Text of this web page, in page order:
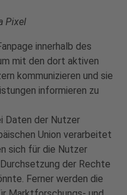
Pixel
innerhalb des
mit den dort aktiven
kommunizieren und sie
informieren zu
Daten der Nutzer
Union verarbeitet
sich für die Nutzer
der Rechte
Ferner werden die